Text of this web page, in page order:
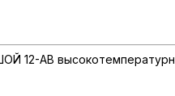
12-AB